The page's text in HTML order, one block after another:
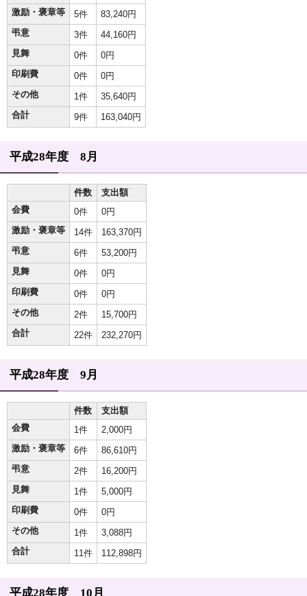
激励・褒章等
5件
83,240円
弔意
3件
44,160円
見舞
0件
0円
印刷費
0件
0円
その他
1件
35,640円
合計
9件 163,040円
平成28年度 8月
件数
支出額
会費
0件
0円
激励・褒章等
14件
163,370円
弔意
6件
53,200円
見舞
0件
0円
印刷費
0件
0円
その他
2件
15,700円
合計
22件 232,270円
平成28年度 9月
件数
支出額
会費
1件
2,000円
激励・褒章等
6件
86,610円
弔意
2件
16,200円
見舞
1件
5,000円
印刷費
0件
0円
その他
1件
3,088円
合計
11件 112,898円
平成28年度 10月